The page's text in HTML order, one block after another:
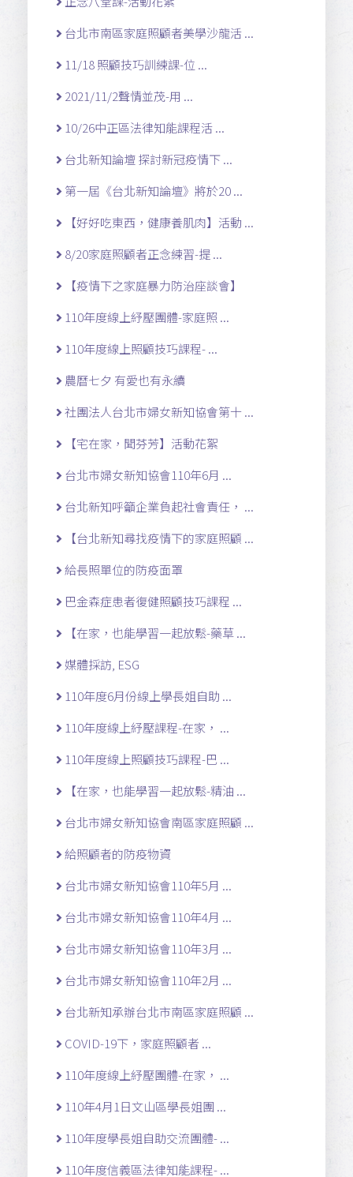
台北市南區家庭照顧者美學沙龍活 ...
11/18 照顧技巧訓練課-位 ...
2021/11/2聲情並茂-用 ...
10/26中正區法律知能課程活 ...
台北新知論壇 探討新冠疫情下 ...
第一屆《台北新知論壇》將於20 ...
【好好吃東西，健康養肌肉】活動 ...
8/20家庭照顧者正念練習-提 ...
【疫情下之家庭暴力防治座談會】
110年度線上紓壓團體-家庭照 ...
110年度線上照顧技巧課程- ...
農曆七夕 有愛也有永續
社團法人台北市婦女新知協會第十 ...
【宅在家，聞芬芳】活動花絮
台北市婦女新知協會110年6月 ...
台北新知呼籲企業負起社會責任， ...
【台北新知尋找疫情下的家庭照顧 ...
給長照單位的防疫面罩
巴金森症患者復健照顧技巧課程 ...
【在家，也能學習一起放鬆-藥草 ...
媒體採訪, ESG
110年度6月份線上學長姐自助 ...
110年度線上紓壓課程-在家， ...
110年度線上照顧技巧課程-巴 ...
【在家，也能學習一起放鬆-精油 ...
台北市婦女新知協會南區家庭照顧 ...
給照顧者的防疫物資
台北市婦女新知協會110年5月 ...
台北市婦女新知協會110年4月 ...
台北市婦女新知協會110年3月 ...
台北市婦女新知協會110年2月 ...
台北新知承辦台北市南區家庭照顧 ...
COVID-19下，家庭照顧者 ...
110年度線上紓壓團體-在家， ...
110年4月1日文山區學長姐團 ...
110年度學長姐自助交流團體- ...
110年度信義區法律知能課程- ...